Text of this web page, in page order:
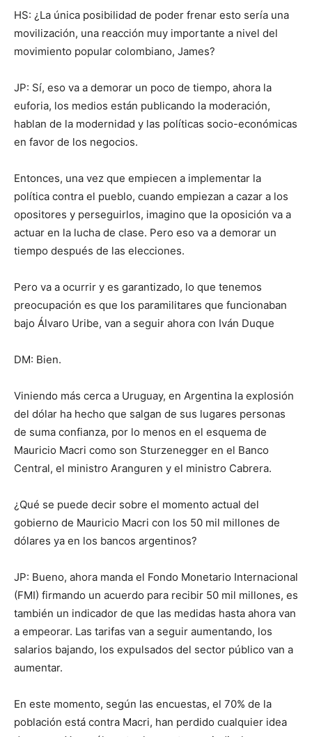
HS: ¿La única posibilidad de poder frenar esto sería una
movilización, una reacción muy importante a nivel del
movimiento popular colombiano, James?
JP: Sí, eso va a demorar un poco de tiempo, ahora la
euforia, los medios están publicando la moderación,
hablan de la modernidad y las políticas socio-económicas
en favor de los negocios.
Entonces, una vez que empiecen a implementar la
política contra el pueblo, cuando empiezan a cazar a los
opositores y perseguirlos, imagino que la oposición va a
actuar en la lucha de clase. Pero eso va a demorar un
tiempo después de las elecciones.
Pero va a ocurrir y es garantizado, lo que tenemos
preocupación es que los paramilitares que funcionaban
bajo Álvaro Uribe, van a seguir ahora con Iván Duque
DM: Bien.
Viniendo más cerca a Uruguay, en Argentina la explosión
del dólar ha hecho que salgan de sus lugares personas
de suma confianza, por lo menos en el esquema de
Mauricio Macri como son Sturzenegger en el Banco
Central, el ministro Aranguren y el ministro Cabrera.
¿Qué se puede decir sobre el momento actual del
gobierno de Mauricio Macri con los 50 mil millones de
dólares ya en los bancos argentinos?
JP: Bueno, ahora manda el Fondo Monetario Internacional
(FMI) firmando un acuerdo para recibir 50 mil millones, es
también un indicador de que las medidas hasta ahora van
a empeorar. Las tarifas van a seguir aumentando, los
salarios bajando, los expulsados del sector público van a
aumentar.
En este momento, según las encuestas, el 70% de la
población está contra Macri, han perdido cualquier idea